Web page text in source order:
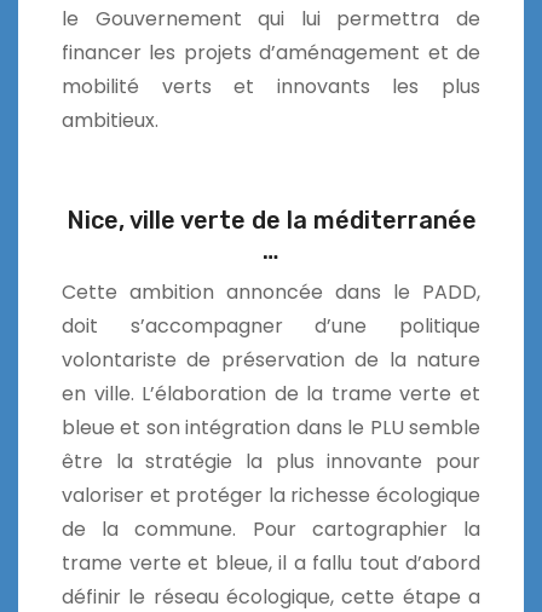
le Gouvernement qui lui permettra de
financer les projets d’aménagement et de
mobilité verts et innovants les plus
ambitieux.
Nice, ville verte de la méditerranée
…
Cette ambition annoncée dans le PADD,
doit s’accompagner d’une politique
volontariste de préservation de la nature
en ville. L’élaboration de la trame verte et
bleue et son intégration dans le PLU semble
être la stratégie la plus innovante pour
valoriser et protéger la richesse écologique
de la commune. Pour cartographier la
trame verte et bleue, il a fallu tout d’abord
définir le réseau écologique, cette étape a